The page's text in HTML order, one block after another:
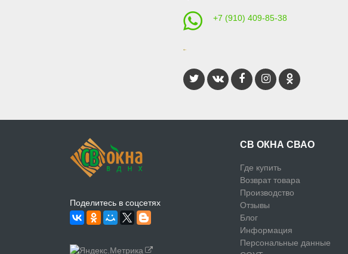
+7 (910) 409-85-38
Поделитесь в соцсетях
СВ ОКНА СВАО
Где купить
Возврат товара
Производство
Отзывы
Блог
Информация
Персональные данные